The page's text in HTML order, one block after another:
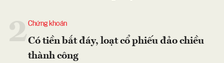
2Chứng khoán
Có tiền bắt đáy, loạt cổ phiếu đảo chiều
thành công